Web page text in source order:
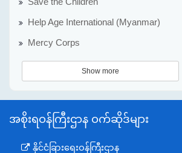
Help Age International (Myanmar)
Mercy Corps
Show more
အစိုးရဝန်ကြီးဌာန ဝက်ဆိုဒ်များ
နိုင်ငံခြားရေးဝန်ကြီးဌာန